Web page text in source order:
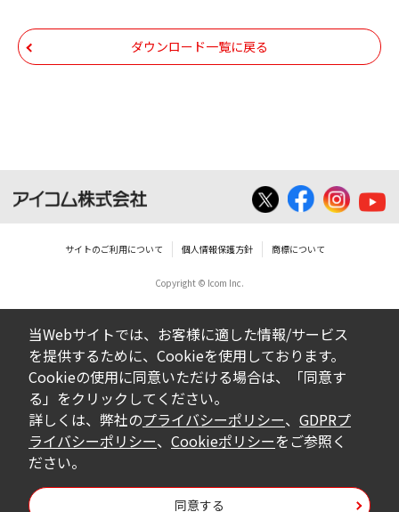
いは無償を問わず、第三者に譲渡あるいは
使用させる事ができません。
ダウンロードした取扱説明書等に使用され
の転用は一切出来ません。
ダウンロードした取扱説明書およびその他す
べての掲載物の変更は一切行わないでくださ
い。お客様による内容の変更により、何らか
の欠陥が生じたとしても、弊社では一切の保
証をいたしません。また、内容の変更の結
果、万一お客様に損害が生じたとしても、弊
社及び販売店等は一切の責任を負いません。
掲載の取扱説明書等は、製品発売当時の内容
になっております。内容において、法律、仕
ダウンロード一覧に戻る
サイトのご利用について 個人情報保護方針 商標について
Copyright © Icom Inc.
当Webサイトでは、お客様に適した情報/サービス
を提供するために、Cookieを使用しております。
Cookieの使用に同意いただける場合は、「同意す
る」をクリックしてください。
詳しくは、弊社のプライバシーポリシー、 GDPRプ
ライバシーポリシー、 Cookieポリシーをご参照く
ださい。
同意する